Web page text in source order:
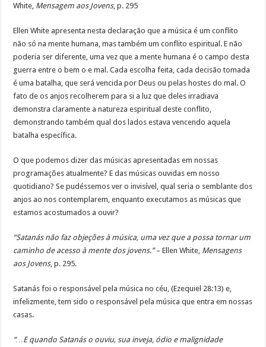
White, Mensagem aos Jovens, p. 295
Ellen White apresenta nesta declaração que a música é um conflito
não só na mente humana, mas também um conflito espiritual. E não
poderia ser diferente, uma vez que a mente humana é o campo desta
guerra entre o bem o e mal. Cada escolha feita, cada decisão tomada
é uma batalha, que será vencida por Deus ou pelas hostes do mal. O
fato de os anjos recolherem para si a luz que deles irradiava
demonstra claramente a natureza espiritual deste conflito,
demonstrando também qual dos lados estava vencendo aquela
batalha específica.
O que podemos dizer das músicas apresentadas em nossas
programações atualmente? E das músicas ouvidas em nosso
quotidiano? Se pudéssemos ver o invisível, qual seria o semblante dos
anjos ao nos contemplarem, enquanto executamos as músicas que
estamos acostumados a ouvir?
“Satanás não faz objeções à música, uma vez que a possa tornar um
caminho de acesso à mente dos jovens.”– Ellen White, Mensagens
aos Jovens, p. 295.
Satanás foi o responsável pela música no céu, (Ezequiel 28:13) e,
infelizmente, tem sido o responsável pela música que entra em nossas
casas.
“…E quando Satanás o ouviu, sua inveja, ódio e malignidade